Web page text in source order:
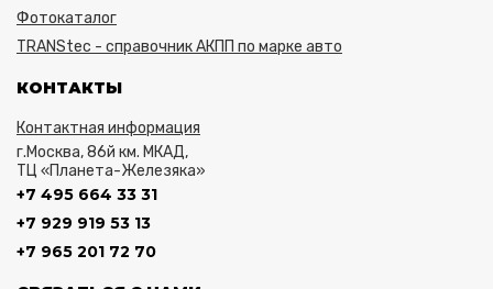
Фотокаталог
TRANStec - справочник АКПП по марке авто
КОНТАКТЫ
Контактная информация
г.Москва, 86й км. МКАД,
ТЦ «Планета-Железяка»
+7 495 664 33 31
+7 929 919 53 13
+7 965 201 72 70